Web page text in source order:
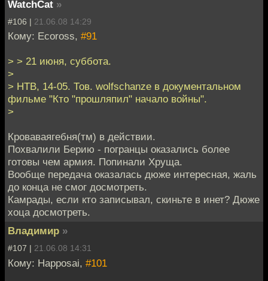
WatchCat »
#106 | 21.06.08 14:29
Кому: Ecoross, #91
> > 21 июня, суббота.
>
> НТВ, 14-05. Тов. wolfschanze в документальном
фильме "Кто "прошляпил" начало войны".
>
Кроваваягебня(тм) в действии.
Похвалили Берию - погранцы оказались более
готовы чем армия. Попинали Хруща.
Вообще передача оказалась дюже интересная, жаль
до конца не смог досмотреть.
Камрады, если кто записывал, скиньте в инет? Дюже
хоца досмотреть.
Владимир »
#107 | 21.06.08 14:31
Кому: Happosai, #101